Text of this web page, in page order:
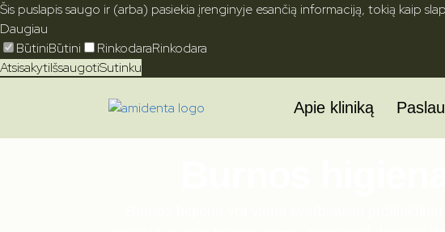
Šis puslapis saugo ir (arba) pasiekia įrenginyje esančią informaciją, tokią kaip
Daugiau
BūtiniBūtini RinkodaraRinkodara
AtsisakytiIšsaugotiSutinku
Apie kliniką